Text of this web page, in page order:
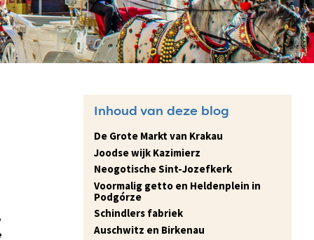
Inhoud van deze blog
De Grote Markt van Krakau
Joodse wijk Kazimierz
Neogotische Sint-Jozefkerk
Voormalig getto en Heldenplein in
Podgórze
Schindlers fabriek
Auschwitz en Birkenau